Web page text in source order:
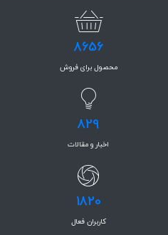
8656
محصول برای فروش
829
اخبار و مقالات
1820
کاربران فعال